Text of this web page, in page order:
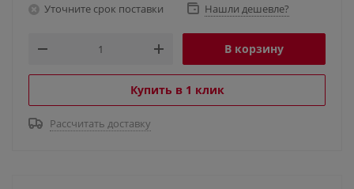
Уточните срок поставки Нашли дешевле?
В корзину
Купить в 1 клик
Рассчитать доставку